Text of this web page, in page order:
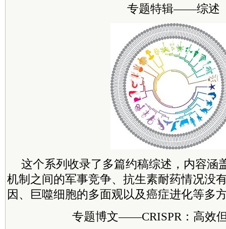
专题特辑——综述
这个系列收录了多篇约稿综述，内容涵
机制之间的军事竞争、抗生素耐药情况没
因、巨噬细胞的多面观以及癌症进化等多
专题博文——CRISPR：高效